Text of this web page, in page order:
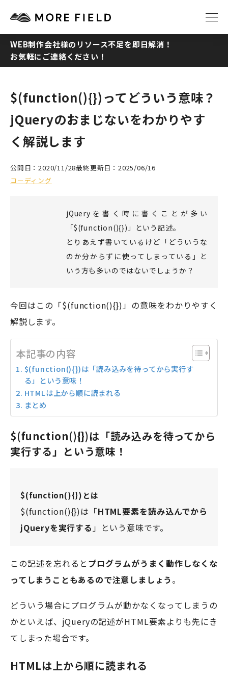
TOP
SERVICE WORKS
Q&A RECRUIT
モアフィールド株式会社
会社概要
©2026 More Field Inc.
WEB制作会社様のリソース不足を即日解消！
お気軽にご連絡ください！
$(function(){})ってどういう意味？
jQueryのおまじないをわかりやす
く解説します
公開日：2020/11/28最終更新日：2025/06/16
コーディング
jQueryを書く時に書くことが多い
「$(function(){})」という記述。
とりあえず書いているけど「どういうな
のか分からずに使ってしまっている」と
いう方も多いのではないでしょうか？
今回はこの「$(function(){})」の意味をわかりやすく
解説します。
本記事の内容
$(function(){})は「読み込みを待ってから実行す
る」という意味！
HTMLは上から順に読まれる
まとめ
$(function(){})は「読み込みを待ってから
実行する」という意味！
$(function(){})とは
$(function(){})は「HTML要素を読み込んでから
jQueryを実行する」という意味です。
この記述を忘れると プログラムがうまく動作しなくな
ってしまうこともあるので注意しましょう 。
どういう場合にプログラムが動かなくなってしまうの
かといえば、jQueryの記述がHTML要素よりも先にき
てしまった場合です。
HTMLは上から順に読まれる